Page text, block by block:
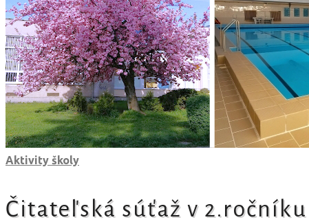
Aktivity školy
Čitateľská súťaž v 2.ročníku